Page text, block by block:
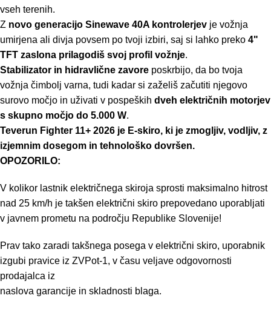
vseh terenih.
Z novo generacijo Sinewave 40A kontrolerjev je vožnja
umirjena ali divja povsem po tvoji izbiri, saj si lahko preko 4"
TFT zaslona prilagodiš svoj profil vožnje.
Stabilizator in hidravlične zavore poskrbijo, da bo tvoja
vožnja čimbolj varna, tudi kadar si zaželiš začutiti njegovo
surovo močjo in uživati v pospeških dveh električnih motorjev
s skupno močjo do 5.000 W.
Teverun Fighter 11+ 2026 je E-skiro, ki je zmogljiv, vodljiv, z
izjemnim dosegom in tehnološko dovršen.
OPOZORILO:
V kolikor lastnik električnega skiroja sprosti maksimalno hitrost
nad 25 km/h je takšen električni skiro prepovedano uporabljati
v javnem prometu na področju Republike Slovenije!
Prav tako zaradi takšnega posega v električni skiro, uporabnik
izgubi pravice iz ZVPot-1, v času veljave odgovornosti
prodajalca iz
naslova garancije in skladnosti blaga.